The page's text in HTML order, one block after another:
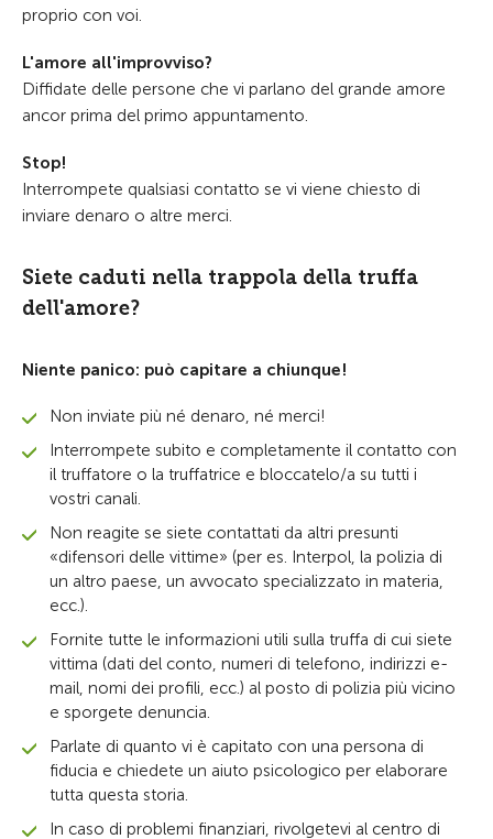
proprio con voi.
L'amore all'improvviso?
Diffidate delle persone che vi parlano del grande amore
ancor prima del primo appuntamento.
Stop!
Interrompete qualsiasi contatto se vi viene chiesto di
inviare denaro o altre merci.
Siete caduti nella trappola della truffa
dell'amore?
Niente panico: può capitare a chiunque!
Non inviate più né denaro, né merci!
Interrompete subito e completamente il contatto con
il truffatore o la truffatrice e bloccatelo/a su tutti i
vostri canali.
Non reagite se siete contattati da altri presunti
«difensori delle vittime» (per es. Interpol, la polizia di
un altro paese, un avvocato specializzato in materia,
ecc.).
Fornite tutte le informazioni utili sulla truffa di cui siete
vittima (dati del conto, numeri di telefono, indirizzi e-
mail, nomi dei profili, ecc.) al posto di polizia più vicino
e sporgete denuncia.
Parlate di quanto vi è capitato con una persona di
fiducia e chiedete un aiuto psicologico per elaborare
tutta questa storia.
In caso di problemi finanziari, rivolgetevi al centro di